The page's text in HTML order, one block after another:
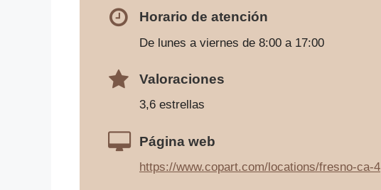
Horario de atención
De lunes a viernes de 8:00 a 17:00
Valoraciones
3,6 estrellas
Página web
https://www.copart.com/locations/fresno-ca-4